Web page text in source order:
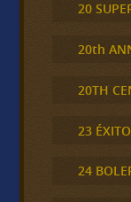
20
20th
20TH
23
24